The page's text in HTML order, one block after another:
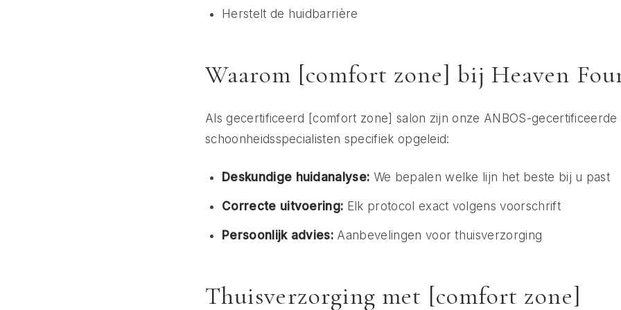
Herstelt de huidbarrière
Waarom [comfort zone] bij Heaven
Als gecertificeerd [comfort zone] salon zijn onze ANBOS-gecertificeerde
schoonheidsspecialisten specifiek opgeleid:
Deskundige huidanalyse: We bepalen welke lijn het beste bij u past
Correcte uitvoering: Elk protocol exact volgens voorschrift
Persoonlijk advies: Aanbevelingen voor thuisverzorging
Thuisverzorging met [comfort zone]